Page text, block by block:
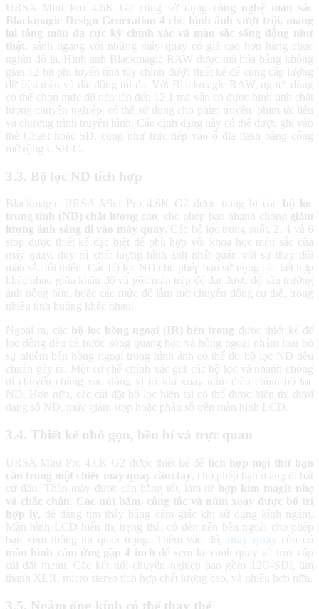
URSA Mini Pro 4.6K G2 cũng sử dụng công nghệ màu sắc
Blackmagic Design Generation 4 cho hình ảnh vượt trội, mang
lại tông màu da cực kỳ chính xác và màu sắc sống động như
thật
, sánh ngang với những máy quay có giá cao hơn hàng chục
nghìn đô la. Hình ảnh Blackmagic RAW được mã hóa bằng không
gian 12-bit phi tuyến tính tùy chỉnh được thiết kế để cung cấp lượng
dữ liệu màu và dải động tối đa. Với Blackmagic RAW, người dùng
có thể chọn mức độ nén lên đến 12:1 mà vẫn có được hình ảnh chất
lượng chuyên nghiệp, có thể sử dụng cho phim truyện, phim tài liệu
và chương trình truyền hình. Các định dạng này có thể được ghi vào
thẻ CFast hoặc SD, cũng như trực tiếp vào ổ đĩa flash bằng cổng
mở rộng USB-C.
3.3. Bộ lọc ND tích hợp
Blackmagic URSA Mini Pro 4.6K G2 được trang bị các bộ lọc
trung tính (ND) chất lượng cao, cho phép bạn nhanh chóng giảm
lượng ánh sáng đi vào máy quay
. Các bộ lọc trong suốt, 2, 4 và 6
stop được thiết kế đặc biệt để phù hợp với khoa học màu sắc của
máy quay, duy trì chất lượng hình ảnh nhất quán với sự thay đổi
màu sắc tối thiểu. Các bộ lọc ND cho phép bạn sử dụng các kết hợp
khác nhau giữa khẩu độ và góc màn trập để đạt được độ sâu trường
ảnh nông hơn, hoặc các mức độ làm mờ chuyển động cụ thể, trong
nhiều tình huống khác nhau.
Ngoài ra, các bộ lọc hồng ngoại (IR) bên trong được thiết kế để
lọc đồng đều cả bước sóng quang học và hồng ngoại nhằm loại bỏ
sự nhiễm bẩn hồng ngoại trong hình ảnh có thể do bộ lọc ND tiêu
chuẩn gây ra. Một cơ chế chính xác giữ các bộ lọc và nhanh chóng
di chuyển chúng vào đúng vị trí khi xoay núm điều chỉnh bộ lọc
ND. Hơn nữa, các cài đặt bộ lọc hiện tại có thể được hiển thị dưới
dạng số ND, mức giảm stop hoặc phân số trên màn hình LCD.
3.4. Thiết kế nhỏ gọn, bền bỉ và trực quan
URSA Mini Pro 4.6K G2 được thiết kế để tích hợp mọi thứ bạn
cần trong một chiếc máy quay cầm tay
, cho phép bạn mang đi bất
cứ đâu. Thân máy được cân bằng tốt, làm từ hợp kim magie nhẹ
và chắc chắn
Các nút bấm, công tắc và núm xoay được bố trí
hợp lý
, dễ dàng tìm thấy bằng cảm giác khi sử dụng kính ngắm.
Màn hình LCD hiển thị trạng thái có đèn nền bên ngoài cho phép
bạn xem thông tin quan trọng. Thêm vào đó,
còn có
màn hình cảm ứng gập 4 inch để xem lại cảnh quay và truy cập
cài đặt menu. Các kết nối chuyên nghiệp bao gồm 12G-SDI, âm
thanh XLR, micro stereo tích hợp chất lượng cao, và nhiều hơn nữa.
3.5. Ngàm ống kính có thể thay thế